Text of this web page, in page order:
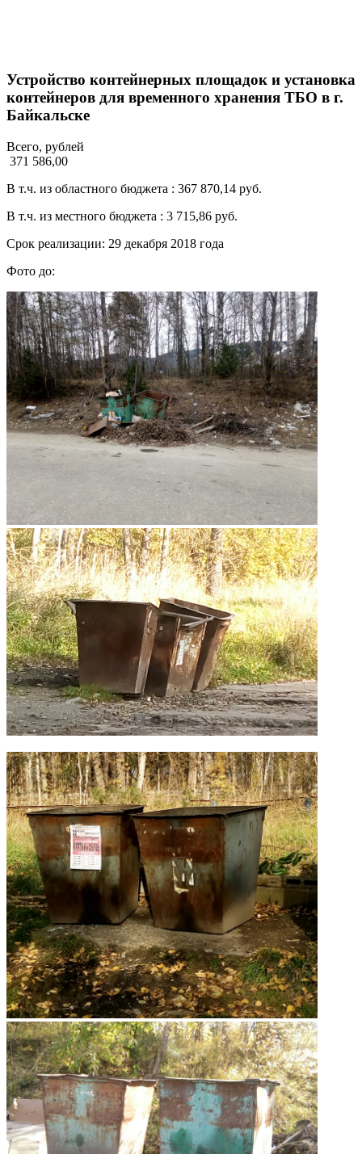
Устройство контейнерных площадок и установка
контейнеров для временного хранения ТБО в г.
Байкальске
Всего, рублей
371 586,00
В т.ч. из областного бюджета : 367 870,14 руб.
В т.ч. из местного бюджета : 3 715,86 руб.
Срок реализации: 29 декабря 2018 года
Фото до: